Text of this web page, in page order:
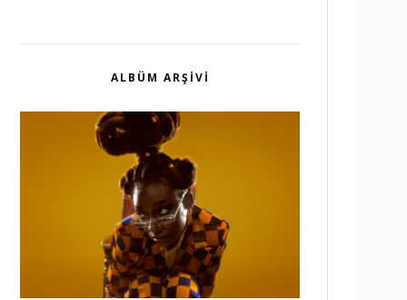
ALBÜM ARŞIVI